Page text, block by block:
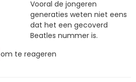
Vooral de jongeren
generaties weten niet eens
dat het een gecoverd
Beatles nummer is.
om te reageren